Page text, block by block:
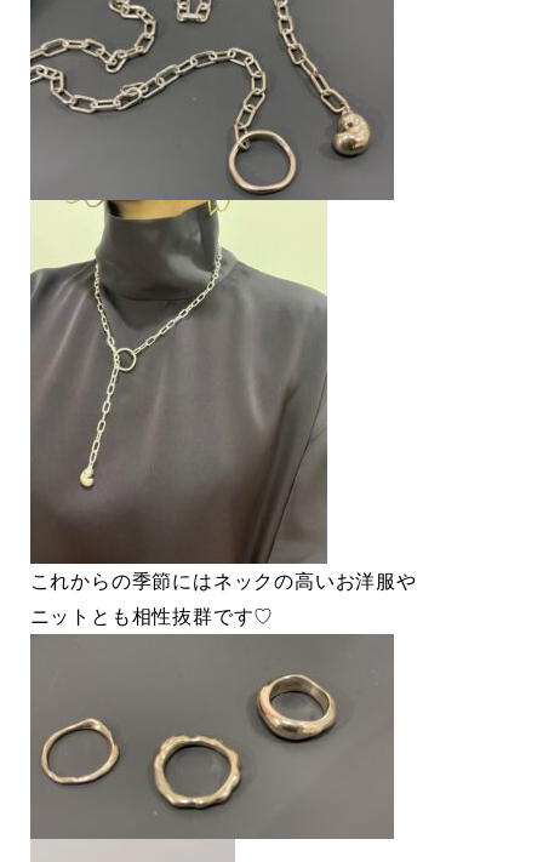
これからの季節にはネックの高いお洋服や
ニットとも相性抜群です♡